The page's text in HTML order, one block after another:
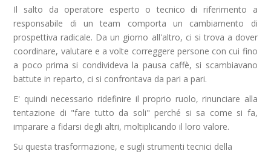
Il salto da operatore esperto o tecnico di riferimento a
responsabile di un team comporta un cambiamento di
prospettiva radicale. Da un giorno all'altro, ci si trova a dover
coordinare, valutare e a volte correggere persone con cui fino
a poco prima si condivideva la pausa caffè, si scambiavano
battute in reparto, ci si confrontava da pari a pari.
E' quindi necessario ridefinire il proprio ruolo, rinunciare alla
tentazione di "fare tutto da soli" perché si sa come si fa,
imparare a fidarsi degli altri, moltiplicando il loro valore.
Su questa trasformazione, e sugli strumenti tecnici della